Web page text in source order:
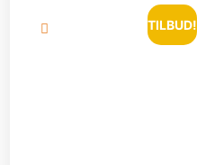
TILBUD!